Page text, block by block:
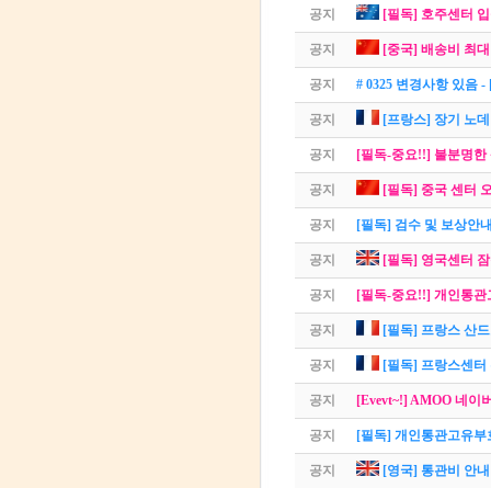
공지 [필독] 호주센터
공지 [중국] 배송비 최
공지 # 0325 변경사항 있음
공지 [프랑스] 장기 노
공지 [필독-중요!!] 불분명한
공지 [필독] 중국 센터
공지 [필독] 검수 및 보상안
공지 [필독] 영국센터
공지 [필독-중요!!] 개인통관
공지 [필독] 프랑스 산
공지 [필독] 프랑스센터
공지 [Evevt~!] AMOO 네이
공지 [필독] 개인통관고유
공지 [영국] 통관비 안